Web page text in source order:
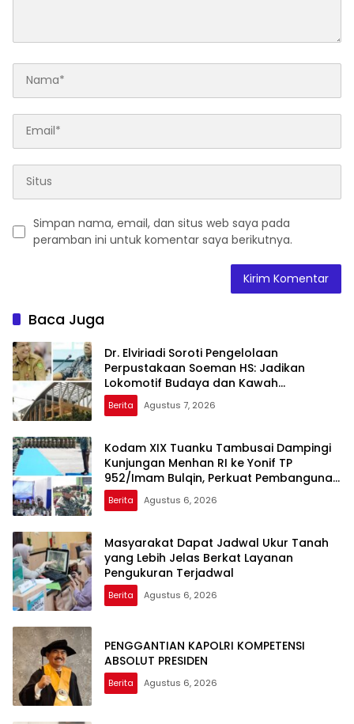
Simpan nama, email, dan situs web saya pada
peramban ini untuk komentar saya berikutnya.
Baca Juga
Dr. Elviriadi Soroti Pengelolaan
Perpustakaan Soeman HS: Jadikan
Lokomotif Budaya dan Kawah
Candradimuka Intelektual
Berita Agustus 7, 2026
Kodam XIX Tuanku Tambusai Dampingi
Kunjungan Menhan RI ke Yonif TP
952/Imam Bulqin, Perkuat Pembangunan
Satuan
Berita Agustus 6, 2026
Masyarakat Dapat Jadwal Ukur Tanah
yang Lebih Jelas Berkat Layanan
Pengukuran Terjadwal
Berita Agustus 6, 2026
PENGGANTIAN KAPOLRI KOMPETENSI
ABSOLUT PRESIDEN
Berita Agustus 6, 2026